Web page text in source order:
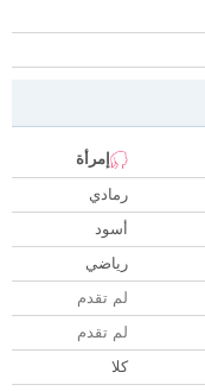
إمرأة
رمادي
أسود
رياضي
لم تقدم
لم تقدم
كلا